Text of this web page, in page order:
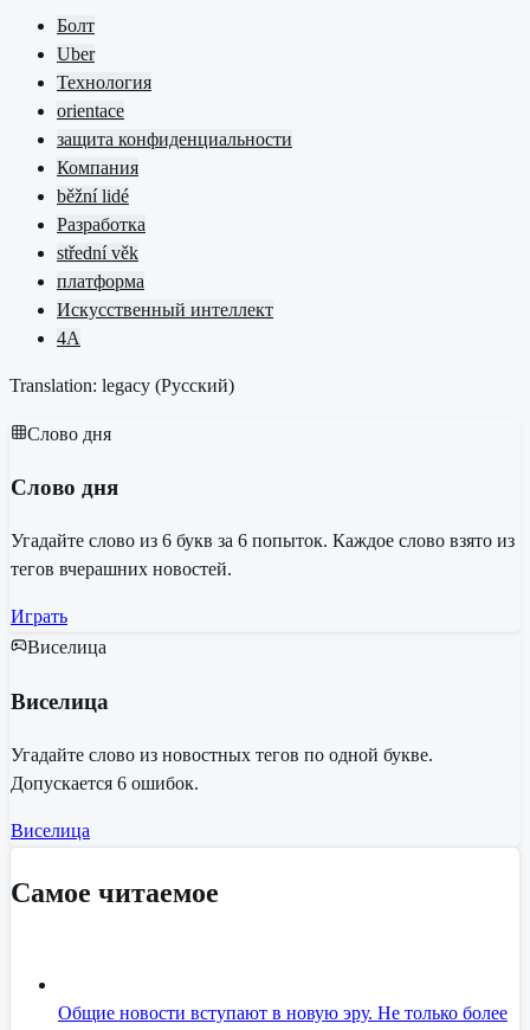
Болт
Uber
Технология
orientace
защита конфиденциальности
Компания
běžní lidé
Разработка
střední věk
платформа
Искусственный интеллект
4A
Translation: legacy (Русский)
Слово дня
Слово дня
Угадайте слово из 6 букв за 6 попыток. Каждое слово взято из
тегов вчерашних новостей.
Играть
Виселица
Виселица
Угадайте слово из новостных тегов по одной букве.
Допускается 6 ошибок.
Виселица
Самое читаемое
Общие новости вступают в новую эру. Не только более